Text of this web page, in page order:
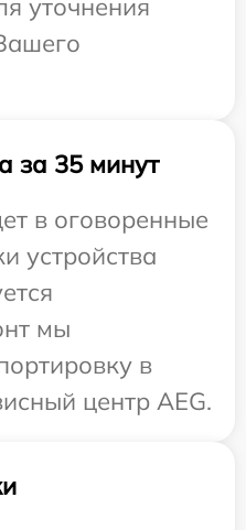
уточнения
за 35 минут
в оговоренные
устройства
мы
в
центр AEG.